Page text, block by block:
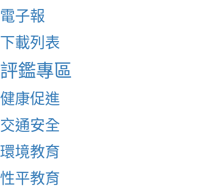
電子報
下載列表
評鑑專區
健康促進
交通安全
環境教育
性平教育